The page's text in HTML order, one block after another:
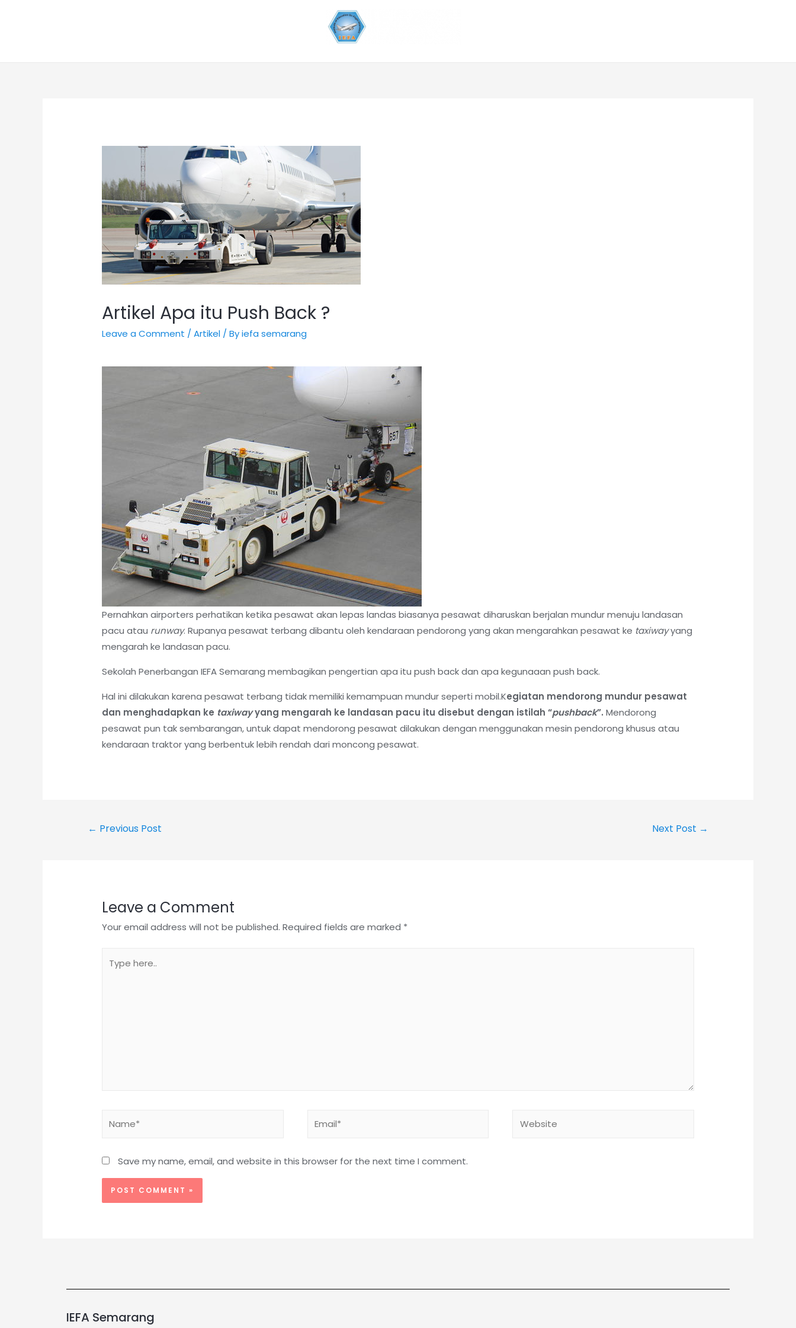
Artikel Apa itu Push Back ?
Leave a Comment /Artikel / Byiefa semarang
Pernahkan airporters perhatikan ketika pesawat akan lepas landas biasanya pesawat diharuskan berjalan mundur menuju landasan
pacu atau runway. Rupanya pesawat terbang dibantu oleh kendaraan pendorong yang akan mengarahkan pesawat ke taxiwayyang
mengarah ke landasan pacu.
Sekolah Penerbangan IEFA Semarang membagikan pengertian apa itu push back dan apa kegunaaan push back.
Hal ini dilakukan karena pesawat terbang tidak memiliki kemampuan mundur seperti mobil.Kegiatan mendorong mundur pesawat
dan menghadapkan ke taxiwayyang mengarah ke landasan pacu itu disebut dengan istilah “pushback”. Mendorong
pesawat pun tak sembarangan, untuk dapat mendorong pesawat dilakukan dengan menggunakan mesin pendorong khusus atau
kendaraan traktor yang berbentuk lebih rendah dari moncong pesawat.
← Previous Post Next Post →
Leave a Comment
Your email address will not be published. Required fields are marked *
Save my name, email, and website in this browser for the next time I comment.
IEFA Semarang